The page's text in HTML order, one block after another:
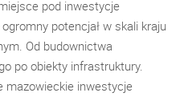
pod inwestycje
potencjał w skali kraju
Od budownictwa
po obiekty infrastruktury.
mazowieckie inwestycje